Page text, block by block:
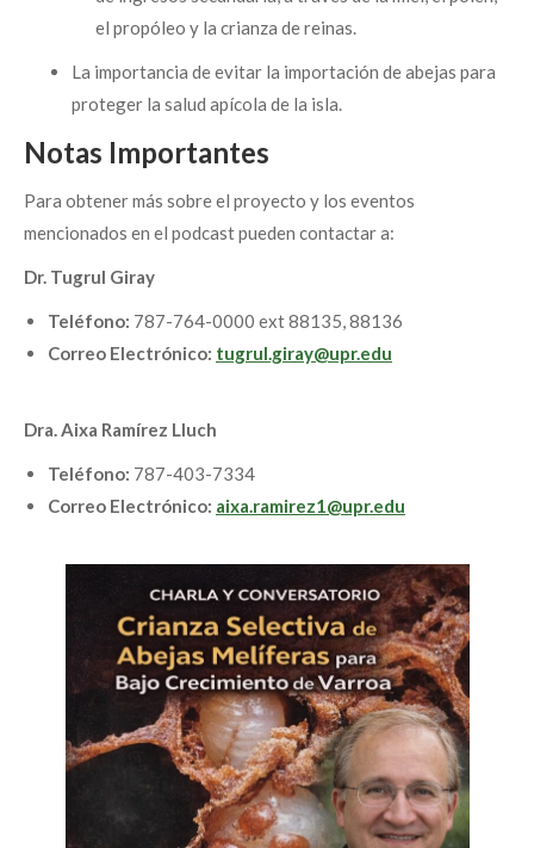
el propóleo y la crianza de reinas.
La importancia de evitar la importación de abejas para
proteger la salud apícola de la isla.
Notas Importantes
Para obtener más sobre el proyecto y los eventos
mencionados en el podcast pueden contactar a:
Dr. Tugrul Giray
Teléfono: 787-764-0000 ext 88135, 88136
Correo Electrónico: tugrul.giray@upr.edu
Dra. Aixa Ramírez Lluch
Teléfono: 787-403-7334
Correo Electrónico: aixa.ramirez1@upr.edu